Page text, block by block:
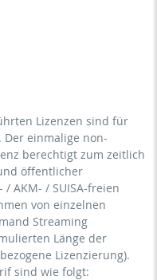
Lizenzen sind für
einmalige non-
berechtigt zum zeitlich
öffentlicher
AKM- / SUISA-freien
von einzelnen
Streaming
Länge der
Lizenzierung).
sind wie folgt: